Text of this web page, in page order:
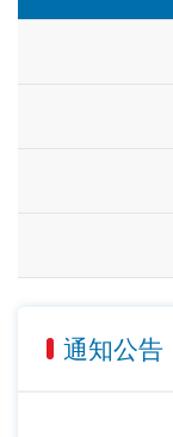
通知公告